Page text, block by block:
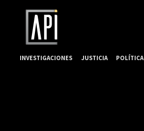
INVESTIGACIONES JUSTICIA POLÍTICA